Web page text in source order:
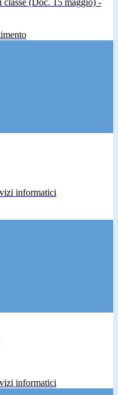
(Doc. 15 maggio) -
informatici
informatici